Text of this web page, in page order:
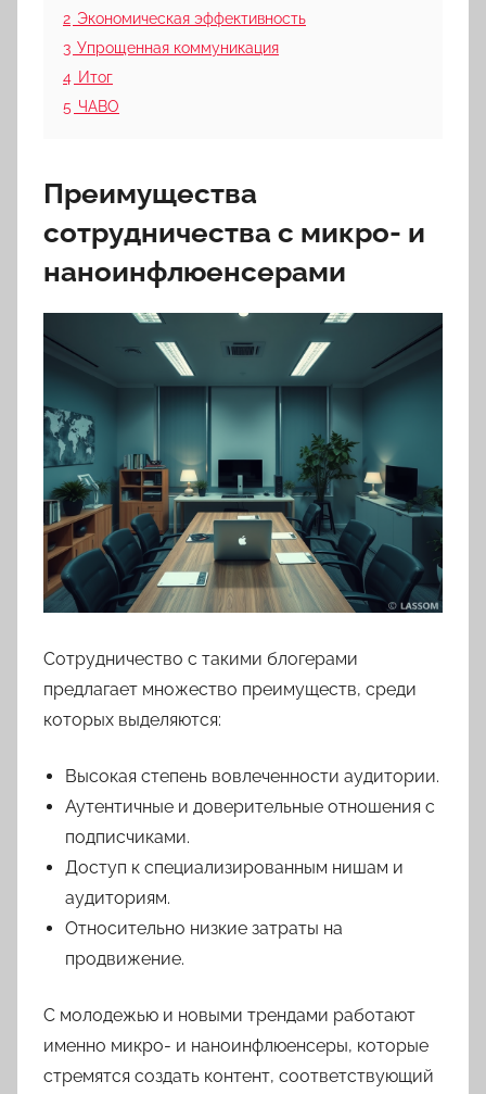
2 Экономическая эффективность
3 Упрощенная коммуникация
4 Итог
5 ЧАВО
Преимущества
сотрудничества с микро- и
наноинфлюенсерами
Сотрудничество с такими блогерами
предлагает множество преимуществ, среди
которых выделяются:
Высокая степень вовлеченности аудитории.
Аутентичные и доверительные отношения с
подписчиками.
Доступ к специализированным нишам и
аудиториям.
Относительно низкие затраты на
продвижение.
С молодежью и новыми трендами работают
именно микро- и наноинфлюенсеры, которые
стремятся создать контент, соответствующий